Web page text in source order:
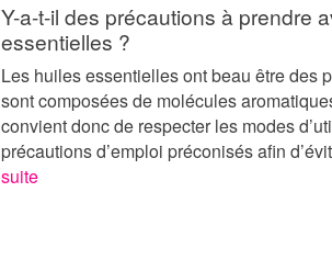
Y-a-t-il des précautions à prendre
essentielles ?
Les huiles essentielles ont beau être des
sont composées de molécules
convient donc de respecter les modes
précautions d’emploi préconisés afin
suite